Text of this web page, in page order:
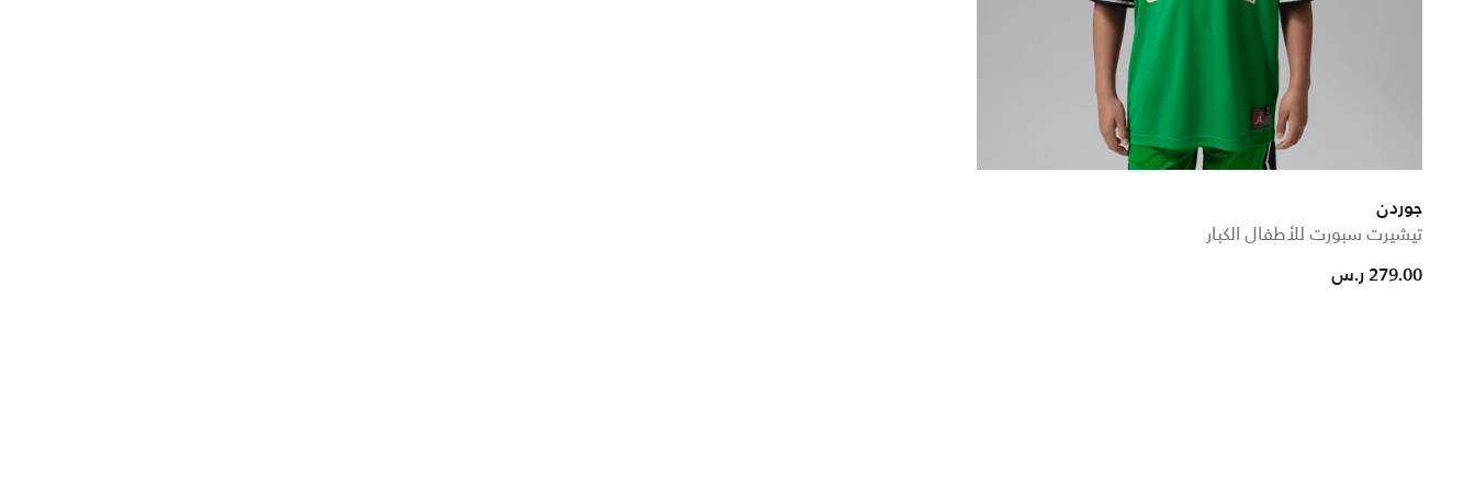
جوردن
تيشيرت سبورت للأطفال الكبار
279.00 ر.س